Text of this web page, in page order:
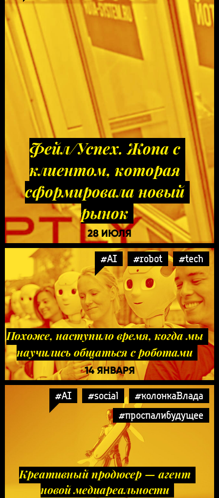
Фейл/Успех. Жопа с
клиентом, которая
сформировала новый
рынок
28 ИЮЛЯ
#AI #robot #tech
Похоже, наступило время, когда мы
научились общаться с роботами
14 ЯНВАРЯ
#AI #social
#колонкаВлада
#проспалибудущее
Креативный продюсер — агент
новой медиареальности